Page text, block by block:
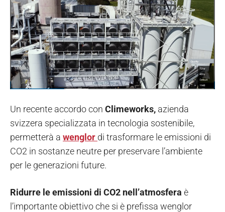
Un recente accordo con Climeworks, azienda
svizzera specializzata in tecnologia sostenibile,
permetterà a wenglor di trasformare le emissioni di
CO2 in sostanze neutre per preservare l’ambiente
per le generazioni future.
Ridurre le emissioni di CO2 nell’atmosfera è
l’importante obiettivo che si è prefissa wenglor